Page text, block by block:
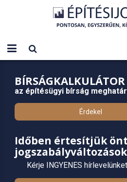
BÍRSÁGKALKULÁTOR
az építésügyi bírság
Érdekel
Időben értesítjük
Kérje INGYENES